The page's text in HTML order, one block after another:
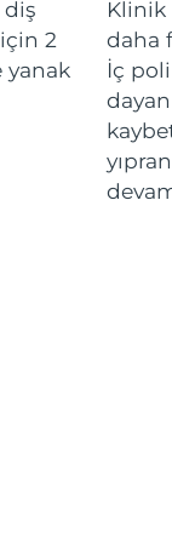
diş
2
yanak
Klinik
daha
İç
tarihi 8/14/26
8/15/26
8/12/26
tarihi
tarihi